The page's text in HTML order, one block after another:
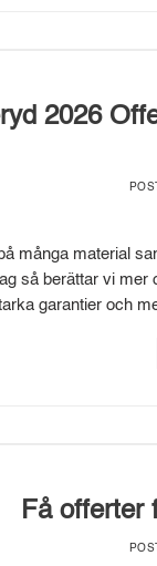
2026
många material
så berättar vi
garantier och
Få offerter